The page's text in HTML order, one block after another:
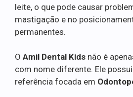
leite, o que pode causar
mastigação e no
permanentes.
O Amil Dental Kids não é
com nome diferente. Ele
referência focada em